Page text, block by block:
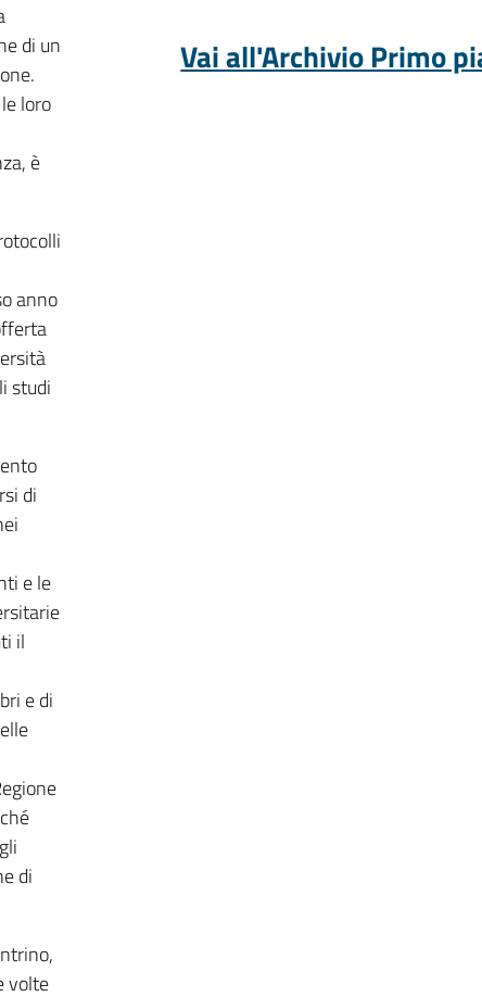
di un
loro
è
anno
studi
di
e le
il
e di
di
volte
Vai all'Archivio Primo